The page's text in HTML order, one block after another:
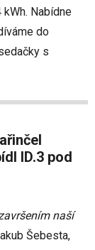
Nabídne
do
s
ID.3 pod
naší
Šebesta,